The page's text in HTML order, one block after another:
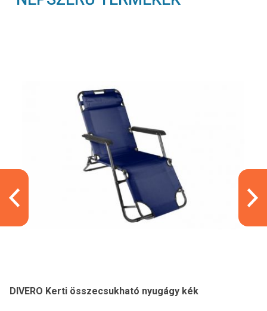
DIVERO Kerti összecsukható nyugágy kék